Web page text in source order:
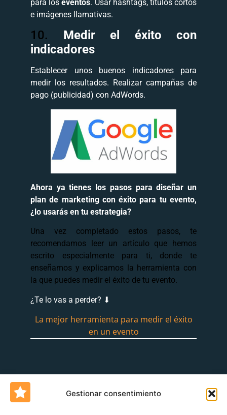
Gestionar consentimiento
para loseventos. Usar hashtags, títulos cortos
e imágenes llamativas.
10.
Medir el éxito con
indicadores
Establecer unos buenos indicadores para
medir los resultados. Realizar campañas de
pago (publicidad) con AdWords.
Ahora ya tienes los pasos para diseñar un
plan de marketing con éxito para tu evento,
¿lo usarás en tu estrategia?
Una vez completado estos pasos, te
recomendamos leer un artículo que hemos
escrito especialmente para ti, donde te
enseñamos y explicamos la herramienta con
la que puedes medir el éxito de tu evento.
¿Te lo vas a perder? ⬇
La mejor herramienta para medir el éxito
en un evento